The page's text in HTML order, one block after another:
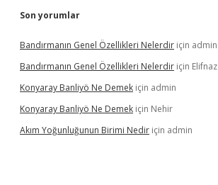
Son yorumlar
Bandırmanın Genel Özellikleri Nelerdir için admin
Bandırmanın Genel Özellikleri Nelerdir için Elifnaz
Konyaray Banliyö Ne Demek için admin
Konyaray Banliyö Ne Demek için Nehir
Akım Yoğunluğunun Birimi Nedir için admin